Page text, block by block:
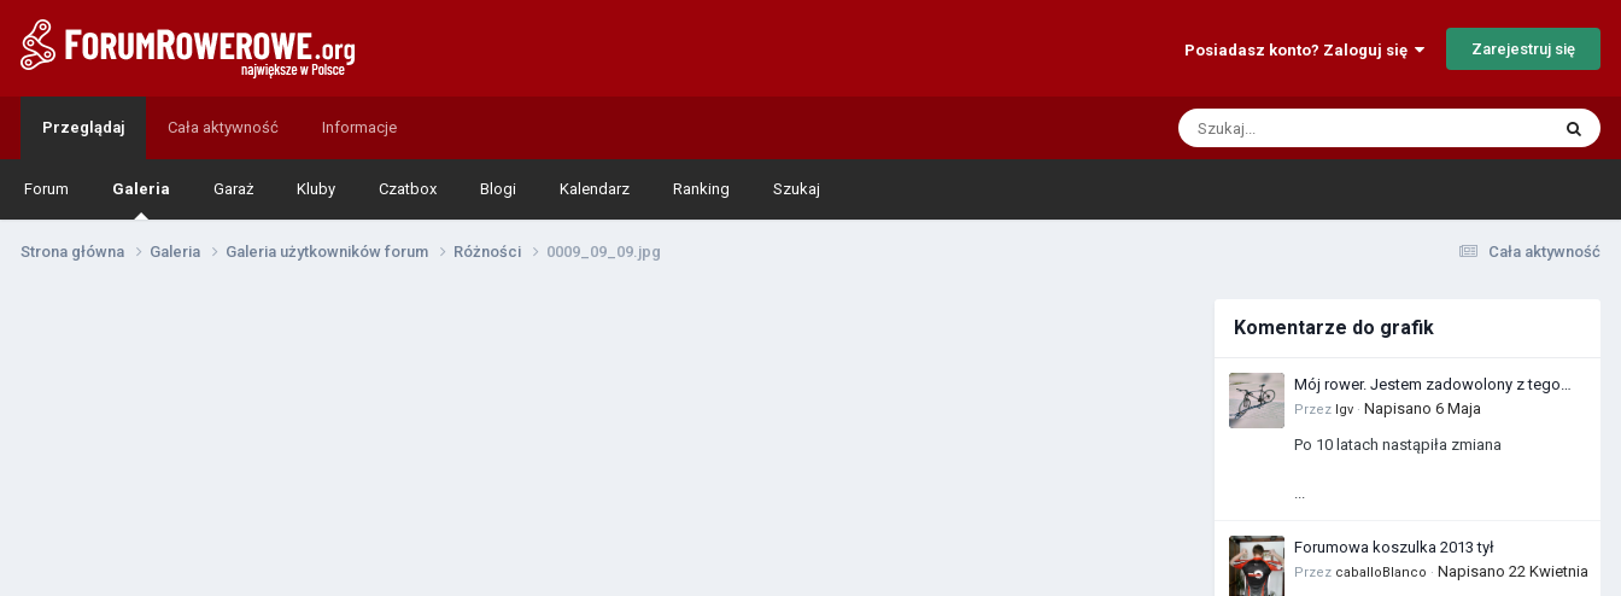
Posiadasz konto? Zaloguj się Zarejestruj się
Przeglądaj
Forum Galeria Garaż Kluby Czatbox Blogi Kalendarz Ranking Szukaj
Cała aktywność Informacje
Cała aktywność
Strona główna Galeria Galeria użytkowników forum Różności 0009_09_09.jpg
Komentarze do grafik
Mój rower. Jestem zadowolony z tego
zakupu
Przez Igv · Napisano 6 Maja
Po 10 latach nastąpiła zmiana
Forumowa koszulka 2013 tył
Przez caballoBlanco · Napisano 22 Kwietnia